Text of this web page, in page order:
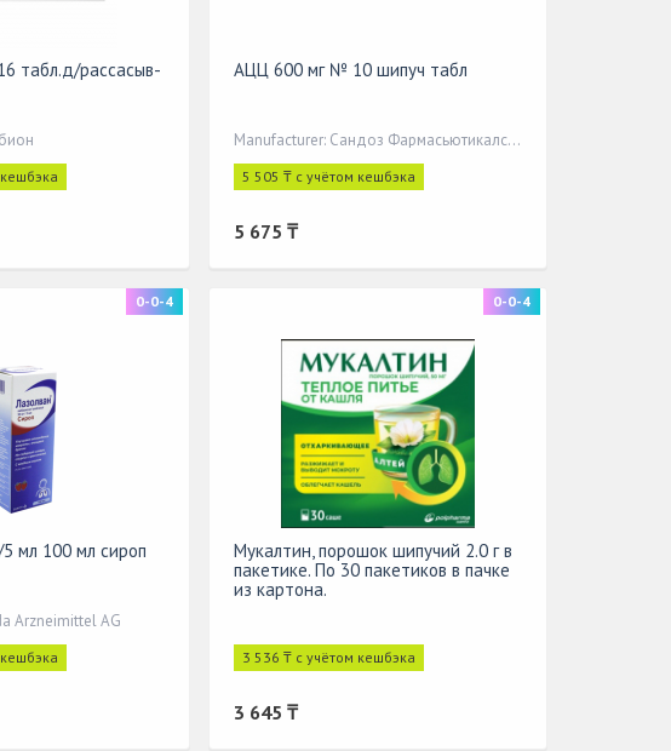
табл.д/рассасыв-
АЦЦ 600 мг № 10 шипуч табл
Manufacturer: Сандоз Фармасьютикалс д.д.
5 505 ₸ с учётом кешбэка
5 675 ₸
0-0-4
мл 100 мл сироп
Arzneimittel AG
0-0-4
Мукалтин, порошок шипучий 2.0 г в
пакетике. По 30 пакетиков в пачке
из картона.
3 536 ₸ с учётом кешбэка
3 645 ₸